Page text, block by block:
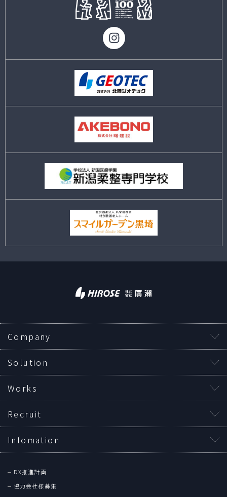
Company
Solution
Works
Recruit
Infomation
DX推進計画
協力会社様募集